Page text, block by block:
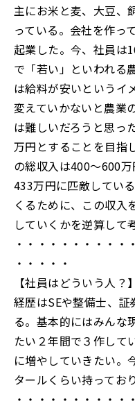
主にお米と麦、大豆、
っている。会社を作っ
起業した。今、社員は
で「若い」といわれる
は給料が安いというイ
変えていかないと農業
は難しいだろうと思っ
万円とすることを目指
の総収入は400～600
433万円に匹敵してい
くるために、この収入
していくかを逆算して
・・・・・・・・・・
・・・・・
【社員はどういう人？】
経歴はSEや整備士、
る。基本的にはみんな
たい２年間で３作して
に増やしていきたい。
タールくらい持ってお
・・・・・・・・・・